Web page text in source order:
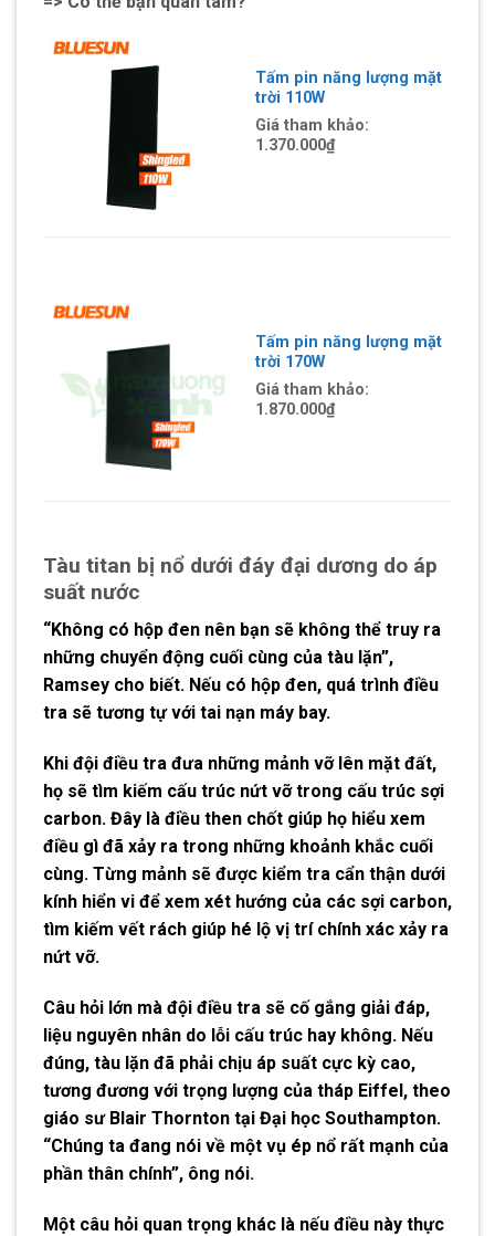
Tấm pin năng lượng mặt
trời 110W
Giá tham khảo:
1.370.000₫
Tấm pin năng lượng mặt
trời 170W
Giá tham khảo:
1.870.000₫
Tàu titan bị nổ dưới đáy đại dương do áp
suất nước
“Không có hộp đen nên bạn sẽ không thể truy ra
những chuyển động cuối cùng của tàu lặn”,
Ramsey cho biết. Nếu có hộp đen, quá trình điều
tra sẽ tương tự với tai nạn máy bay.
Khi đội điều tra đưa những mảnh vỡ lên mặt đất,
họ sẽ tìm kiếm cấu trúc nứt vỡ trong cấu trúc sợi
carbon. Đây là điều then chốt giúp họ hiểu xem
điều gì đã xảy ra trong những khoảnh khắc cuối
cùng. Từng mảnh sẽ được kiểm tra cẩn thận dưới
kính hiển vi để xem xét hướng của các sợi carbon,
tìm kiếm vết rách giúp hé lộ vị trí chính xác xảy ra
nứt vỡ.
Câu hỏi lớn mà đội điều tra sẽ cố gắng giải đáp,
liệu nguyên nhân do lỗi cấu trúc hay không. Nếu
đúng, tàu lặn đã phải chịu áp suất cực kỳ cao,
tương đương với trọng lượng của tháp Eiffel, theo
giáo sư Blair Thornton tại Đại học Southampton.
“Chúng ta đang nói về một vụ ép nổ rất mạnh của
phần thân chính”, ông nói.
Một câu hỏi quan trọng khác là nếu điều này thực